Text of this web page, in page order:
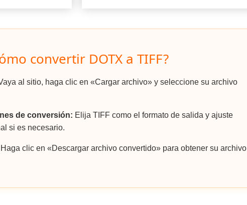
convertir DOTX a TIFF?
al sitio, haga clic en «Cargar archivo» y seleccione su archivo
de conversión: Elija TIFF como el formato de salida y ajuste
si es necesario.
Haga clic en «Descargar archivo convertido» para obtener su archivo